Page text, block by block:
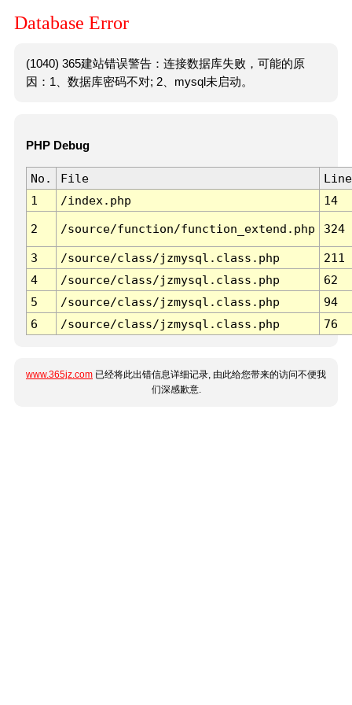
Database Error
(1040) 365建站错误警告：连接数据库失败，可能的原
因：1、数据库密码不对; 2、mysql未启动。
PHP Debug
No. File
Line
1
/index.php 14
2 /source/function/function_extend.php 324
3 /source/class/jzmysql.class.php
211
4
/source/class/jzmysql.class.php
62
5
/source/class/jzmysql.class.php
94
6
/source/class/jzmysql.class.php 76
www.365jz.com 已经将此出错信息详细记录, 由此给您带来的访问不便我
们深感歉意.